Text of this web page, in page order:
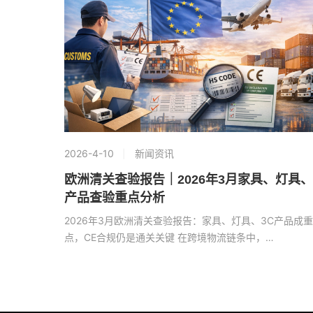
2026-4-10 新闻资讯
欧洲清关查验报告｜2026年3月家具、灯具
产品查验重点分析
2026年3月欧洲清关查验报告：家具、灯具、3C产品成重
点，CE合规仍是通关关键 在跨境物流链条中，…